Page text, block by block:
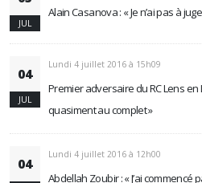
JUL
Alain Casanova : « Je n’ai pas à
04
JUL
Lundi 4 juillet 2016 à 15h09
Premier adversaire du RC Lens en
quasiment au complet »
04
Lundi 4 juillet 2016 à 12h00
Abdellah Zoubir : « J’ai commencé